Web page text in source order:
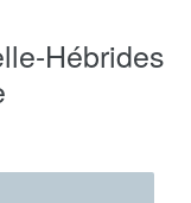
Hébrides